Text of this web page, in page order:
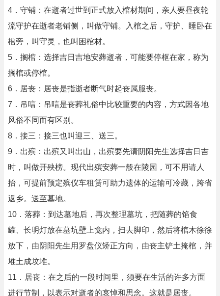
4．守铺：在逝者过世到正式放入棺材期间，亲人要昼夜轮
流守护在逝者老铺侧，叫做守铺。入棺之后，守护、睡卧在
棺旁，叫守灵，也叫困棺材。
5．搁棺：选择吉日吉地安葬逝者，可能要停枢在家，称为
搁棺或停棺。
6．居丧：居丧是指逝者断气时起丧属服丧。
7．吊唁：吊唁是丧葬礼俗中比较重要的内容，方式因各地
风俗不同而有区别。
8．接三：接三也叫迎三、送三。
9．出殡：出殡又叫出山，出殡要先请阴阳先生选择吉日吉
时，叫做开殃榜。现代出殡安葬一般在陵园，可不用请人
抬，可提前预定殡仪车租赁可助力遗体的运输可冷藏，跨省
返乡。送至墓地。
10．落葬：到达墓地后，再次整理墓坑，把随葬的馅食
罐、长明灯放在墓坑壁上龛内，扫去脚印，然后将棺木徐徐
放下，由阴阳先生用罗盘仪矫正方向，由丧主铲土掩棺，并
堆土成坟堆。
11．居丧：在之后的一段时间里，须要在生活的许多方面
进行节制，以表示对逝者的哀悼和思念。这就是居丧。